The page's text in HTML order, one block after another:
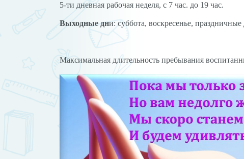
5-ти дневная рабочая неделя, с 7 час. до 19 час.
Выходные дни: суббота, воскресенье,
Максимальная длительность пребывания